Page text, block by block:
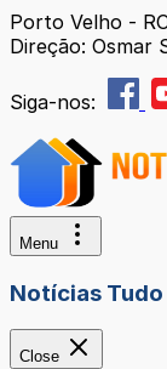
Porto Velho -
Direção: Osmar
Siga-nos:
Menu
Notícias
Close